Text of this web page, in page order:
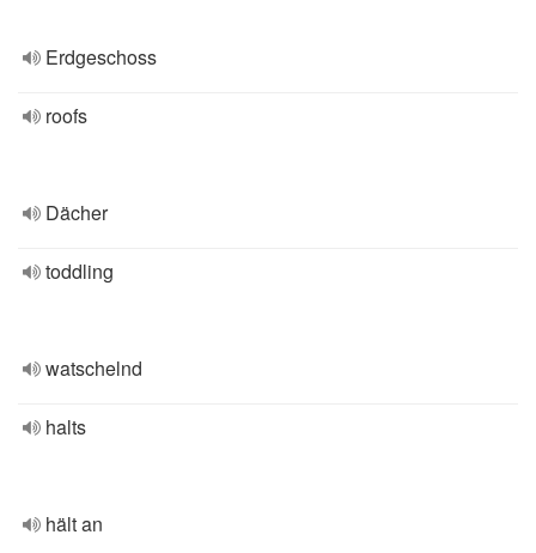
Erdgeschoss
roofs
Dächer
toddling
watschelnd
halts
hält an